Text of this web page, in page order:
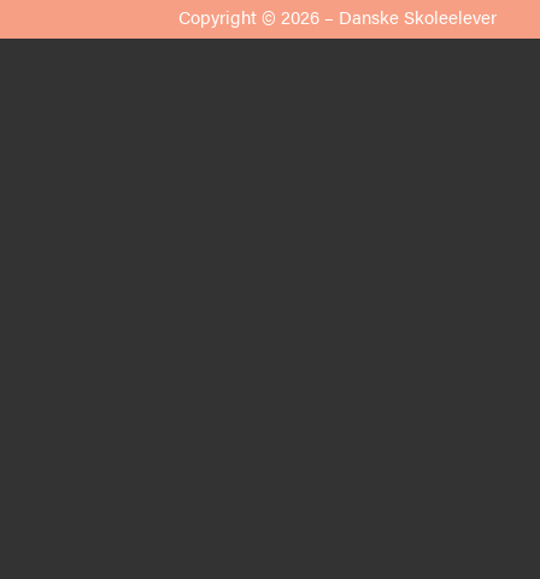
Copyright © 2026 – Danske Skoleelever